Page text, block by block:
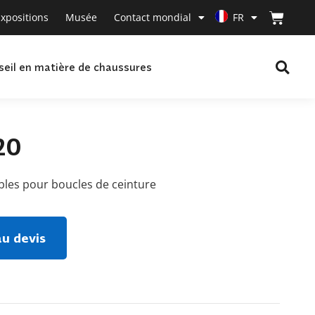
Musée Contact mondial FR
en matière de chaussures
pour boucles de ceinture
devis